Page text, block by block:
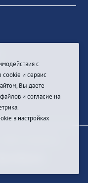
ссылка на
с
и сервис
Вы даете
и согласие на
в настройках